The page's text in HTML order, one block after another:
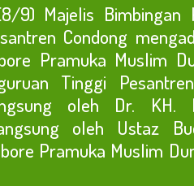
9) Majelis Bimbingan
Condong
Pramuka Muslim
Tinggi
oleh Dr. KH.
oleh Ustaz
Pramuka Muslim